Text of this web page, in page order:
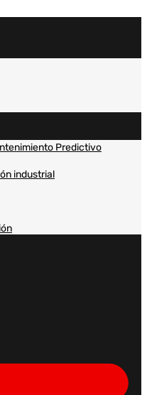
Predictivo
industrial